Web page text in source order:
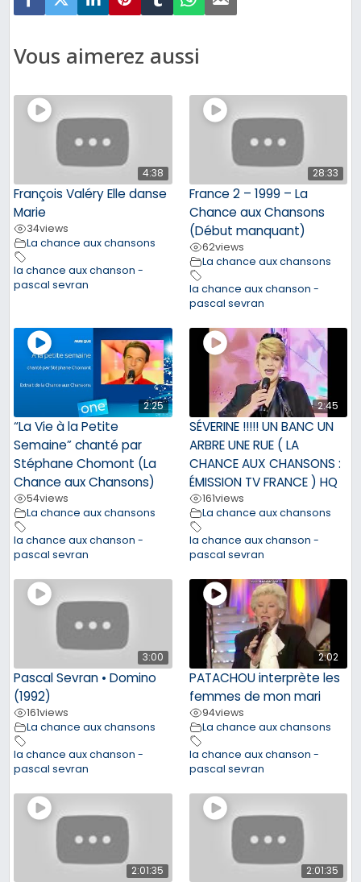
Vous aimerez aussi
4:38
François Valéry Elle danse
Marie
34views
La chance aux chansons
la chance aux chanson -
pascal sevran
28:33
France 2 – 1999 – La
Chance aux Chansons
(Début manquant)
62views
La chance aux chansons
la chance aux chanson -
pascal sevran
2:25
“La Vie à la Petite
Semaine” chanté par
Stéphane Chomont (La
Chance aux Chansons)
54views
La chance aux chansons
la chance aux chanson -
pascal sevran
2:45
SÉVERINE !!!!! UN BANC UN
ARBRE UNE RUE ( LA
CHANCE AUX CHANSONS :
ÉMISSION TV FRANCE ) HQ
161views
La chance aux chansons
la chance aux chanson -
pascal sevran
3:00
Pascal Sevran • Domino
(1992)
161views
La chance aux chansons
la chance aux chanson -
pascal sevran
2:02
PATACHOU interprète les
femmes de mon mari
94views
La chance aux chansons
la chance aux chanson -
pascal sevran
2:01:35 2:01:35